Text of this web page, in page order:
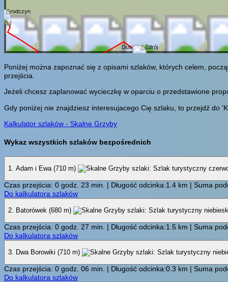
Duszniki-Zdrój
/ Grodczyn
Poniżej można zapoznać się z opisami szlaków, których celem,
przejścia.
Jeżeli chcesz zaplanować wycieczkę w oparciu o przedstawione
Gdy poniżej nie znajdziesz interesujacego Cię szlaku, to przejdź do
Kalkulator szlaków - Skalne Grzyby
Wykaz wszystkich szlaków bezpośrednich
1. Adam i Ewa (710 m)
Czas przejścia: 0 godz. 23 min. | Długość odcinka:1.4 km | Suma
Do kalkulatora szlaków
2. Batorówek (680 m)
Czas przejścia: 0 godz. 27 min. | Długość odcinka:1.5 km | Suma
Do kalkulatora szlaków
3. Dwa Borowiki (710 m)
Czas przejścia: 0 godz. 06 min. | Długość odcinka:0.3 km | Suma
Do kalkulatora szlaków